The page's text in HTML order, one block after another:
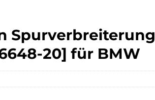
Spurverbreiterung
20] für BMW